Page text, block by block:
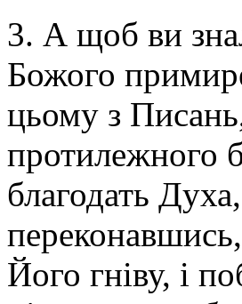
3. А щоб ви
Божого
цьому з
протилежного
благодать
Його гніву, і